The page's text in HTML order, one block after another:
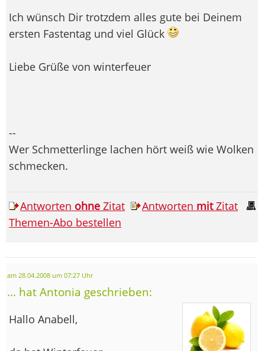
Ich wünsch Dir trotzdem alles gute bei Deinem
ersten Fastentag und viel Glück
Liebe Grüße von winterfeuer
--
Wer Schmetterlinge lachen hört weiß wie Wolken
schmecken.
Antworten ohne Zitat Antworten mitZitat
Themen-Abo bestellen
am 28.04.2008 um 07:27 Uhr
... hat Antonia geschrieben:
Hallo Anabell,